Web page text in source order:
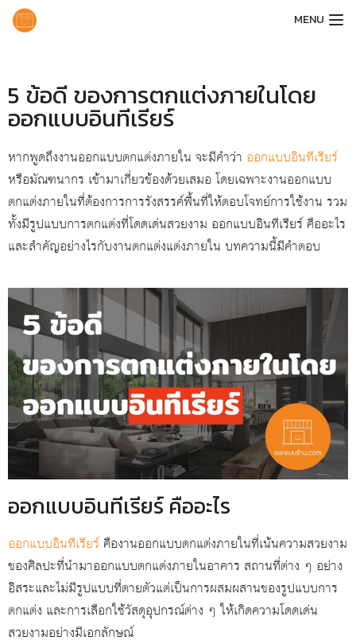
MENU
5 ข้อดี ของการตกแต่งภายในโดย
ออกแบบอินทีเรียร์
หากพูดถึงงานออกแบบตกแต่งภายใน จะมีคำว่า ออกแบบอินทีเรียร์
หรือมัณฑนากร เข้ามาเกี่ยวข้องด้วยเสมอ โดยเฉพาะงานออกแบบ
ตกแต่งภายในที่ต้องการการรังสรรค์พื้นที่ให้ตอบโจทย์การใช้งาน รวม
ทั้งมีรูปแบบการตกแต่งที่โดดเด่นสวยงาม ออกแบบอินทีเรียร์ คืออะไร
และสำคัญอย่างไรกับงานตกแต่งแต่งภายใน บทความนี้มีคำตอบ
ออกแบบอินทีเรียร์ คืออะไร
ออกแบบอินทีเรียร์คืองานออกแบบตกแต่งภายในที่เน้นความสวยงาม
ของศิลปะที่นำมาออกแบบตกแต่งภายในอาคาร สถานที่ต่าง ๆ อย่าง
อิสระและไม่มีรูปแบบที่ตายตัวแต่เป็นการผสมผสานของรูปแบบการ
ตกแต่ง และการเลือกใช้วัสดุอุปกรณ์ต่าง ๆ ให้เกิดความโดดเด่น
สวยงามอย่างมีเอกลักษณ์